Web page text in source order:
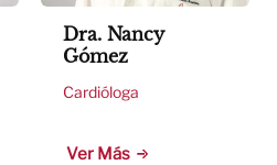
Dra. Nancy
Gómez
Cardióloga
Ver Más